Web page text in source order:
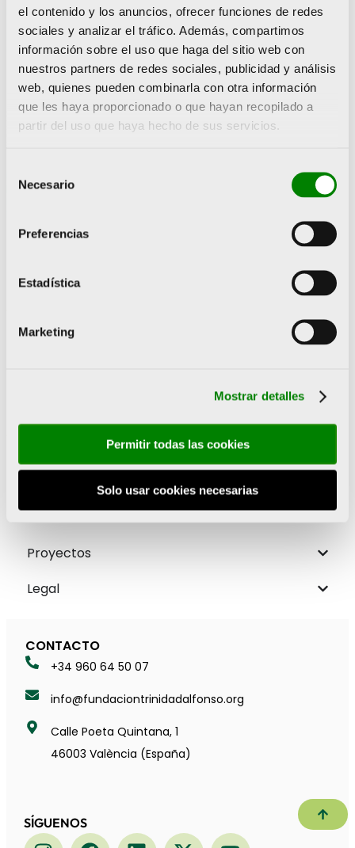
el contenido y los anuncios, ofrecer funciones de redes
sociales y analizar el tráfico. Además, compartimos
información sobre el uso que haga del sitio web con
nuestros partners de redes sociales, publicidad y análisis
web, quienes pueden combinarla con otra información
que les haya proporcionado o que hayan recopilado a
partir del uso que haya hecho de sus servicios.
Necesario
Preferencias
Estadística
Marketing
Mostrar detalles
Permitir todas las cookies
Solo usar cookies necesarias
Proyectos
Legal
CONTACTO
+34 960 64 50 07
info@fundaciontrinidadalfonso.org
Calle Poeta Quintana, 1
46003 València (España)
SÍGUENOS